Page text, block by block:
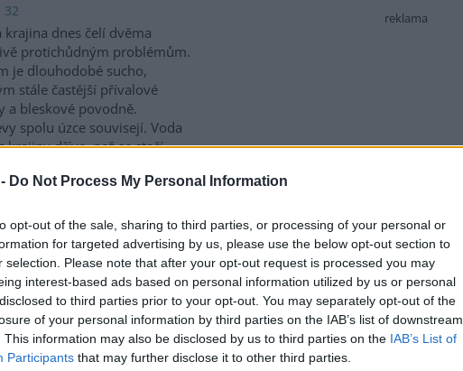
Do Not Process My Personal Information
opt-out of the sale, sharing to third parties, or processing of your personal or
for targeted advertising by us, please use the below opt-out section to
selection. Please note that after your opt-out request is processed you may
interest-based ads based on personal information utilized by us or personal
to third parties prior to your opt-out. You may separately opt-out of the
of your personal information by third parties on the IAB’s list of downstream
This information may also be disclosed by us to third parties on the IAB’s List of
Participants that may further disclose it to other third parties.
32
krajina dnes čelí dvěma
protichůdným problémům.
je dlouhodobé sucho,
stále častější přívalové
a bleskové povodně.
spolu úzce souvisejí. Voda
krajiny dříve, než se stačí
vody. Právě proto
která vodu zpomalují,
Mezi nejúčinnější patří
často zaměňovány, jejich
to nezákonné a ublížíte
4
kmen stromu lepící páskou či
reklama